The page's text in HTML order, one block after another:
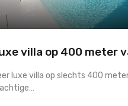
villa op 400 meter
luxe villa op slechts 400